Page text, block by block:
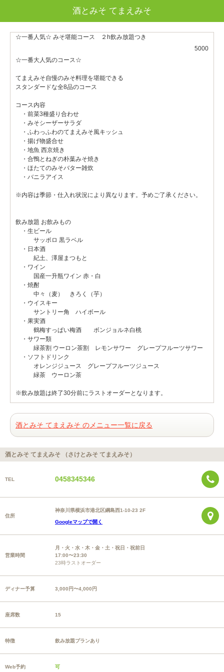
酒とみそ てまえみそ
☆一番人気☆ みそ堪能コース ２h飲み放題つき
5000
☆一番大人気のコース☆
てまえみそ自慢のみそ料理を堪能できる
スタンダードな全8品のコース
コース内容
・前菜3種盛り合わせ
・みそシーザーサラダ
・ふわっふわのてまえみそ風キッシュ
・揚げ物盛合せ
・地魚 西京焼き
・合鴨とねぎの朴葉みそ焼き
・ほたてのみそバター雑炊
・バニラアイス
※内容は季節・仕入れ状況により異なります。予めご了承ください。
飲み放題 お飲みもの
・生ビール
サッポロ 黒ラベル
・日本酒
紀土、澤屋まつもと
・ワイン
国産一升瓶ワイン 赤・白
・焼酎
中々（麦） きろく（芋）
・ウイスキー
サントリー角 ハイボール
・果実酒
鶴梅すっぱい梅酒 ボンジョルネ白桃
・サワー類
緑茶割 ウーロン茶割 レモンサワー グレープフルーツサワー
・ソフトドリンク
オレンジジュース グレープフルーツジュース
緑茶 ウーロン茶
※飲み放題は終了30分前にラストオーダーとなります。
酒とみそ てまえみそ のメニュー一覧に戻る
酒とみそ てまえみそ （さけとみそ てまえみそ）
TEL 0458345346
住所
神奈川県横浜市港北区綱島西1-10-23 2F
Googleマップで開く
営業時間
月・火・水・木・金・土・祝日・祝前日
17:00〜23:30
23時ラストオーダー
ディナー予算 3,000円〜4,000円
座席数 15
特徴 飲み放題プランあり
Web予約 可